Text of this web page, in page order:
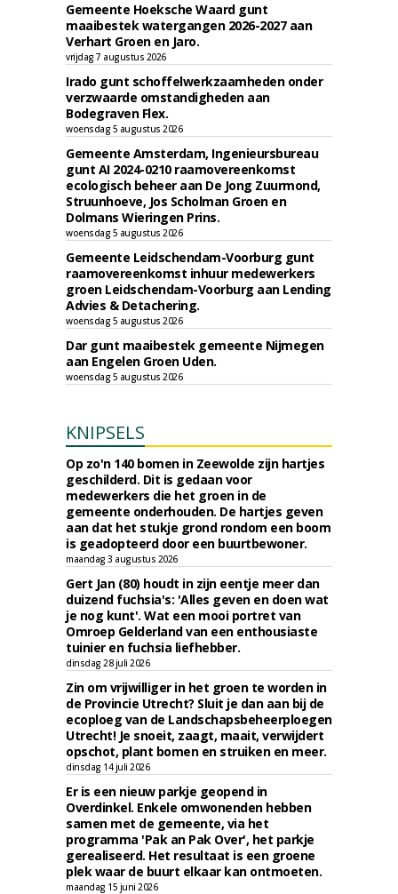
Gemeente Hoeksche Waard gunt
maaibestek watergangen 2026-2027 aan
Verhart Groen en Jaro.
vrijdag 7 augustus 2026
Irado gunt schoffelwerkzaamheden onder
verzwaarde omstandigheden aan
Bodegraven Flex.
woensdag 5 augustus 2026
Gemeente Amsterdam, Ingenieursbureau
gunt AI 2024-0210 raamovereenkomst
ecologisch beheer aan De Jong Zuurmond,
Struunhoeve, Jos Scholman Groen en
Dolmans Wieringen Prins.
woensdag 5 augustus 2026
Gemeente Leidschendam-Voorburg gunt
raamovereenkomst inhuur medewerkers
groen Leidschendam-Voorburg aan Lending
Advies & Detachering.
woensdag 5 augustus 2026
Dar gunt maaibestek gemeente Nijmegen
aan Engelen Groen Uden.
woensdag 5 augustus 2026
KNIPSELS
Op zo'n 140 bomen in Zeewolde zijn hartjes
geschilderd. Dit is gedaan voor
medewerkers die het groen in de
gemeente onderhouden. De hartjes geven
aan dat het stukje grond rondom een boom
is geadopteerd door een buurtbewoner.
maandag 3 augustus 2026
Gert Jan (80) houdt in zijn eentje meer dan
duizend fuchsia's: 'Alles geven en doen wat
je nog kunt'. Wat een mooi portret van
Omroep Gelderland van een enthousiaste
tuinier en fuchsia liefhebber.
dinsdag 28 juli 2026
Zin om vrijwilliger in het groen te worden in
de Provincie Utrecht? Sluit je dan aan bij de
ecoploeg van de Landschapsbeheerploegen
Utrecht! Je snoeit, zaagt, maait, verwijdert
opschot, plant bomen en struiken en meer.
dinsdag 14 juli 2026
Er is een nieuw parkje geopend in
Overdinkel. Enkele omwonenden hebben
samen met de gemeente, via het
programma 'Pak an Pak Over', het parkje
gerealiseerd. Het resultaat is een groene
plek waar de buurt elkaar kan ontmoeten.
maandag 15 juni 2026